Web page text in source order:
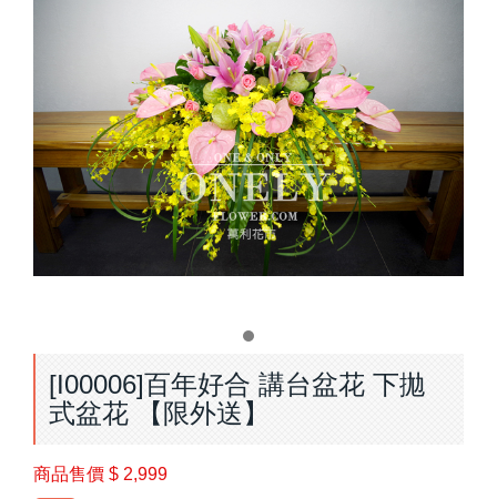
[I00006]百年好合 講台盆花 下拋
式盆花 【限外送】
商品售價 $ 2,999